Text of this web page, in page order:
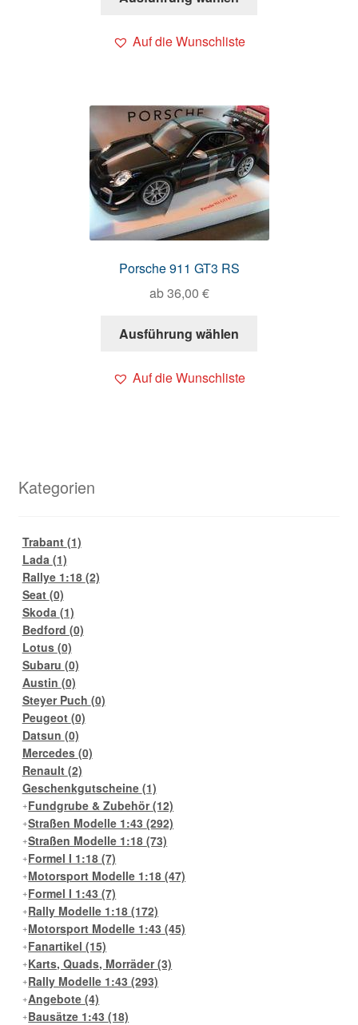
Auf die Wunschliste
Porsche 911 GT3 RS
ab36,00 €
Ausführung wählen
Auf die Wunschliste
Kategorien
Trabant (1)
Lada (1)
Rallye 1:18 (2)
Seat (0)
Skoda (1)
Bedford (0)
Lotus (0)
Subaru (0)
Austin (0)
Steyer Puch (0)
Peugeot (0)
Datsun (0)
Mercedes (0)
Renault (2)
Geschenkgutscheine (1)
Fundgrube & Zubehör(12)
Straßen Modelle 1:43(292)
Straßen Modelle 1:18(73)
Formel I 1:18(7)
Motorsport Modelle 1:18(47)
Formel I 1:43(7)
Rally Modelle 1:18(172)
Motorsport Modelle 1:43(45)
Fanartikel(15)
Karts, Quads, Morräder(3)
Rally Modelle 1:43(293)
Angebote(4)
Bausätze 1:43(18)